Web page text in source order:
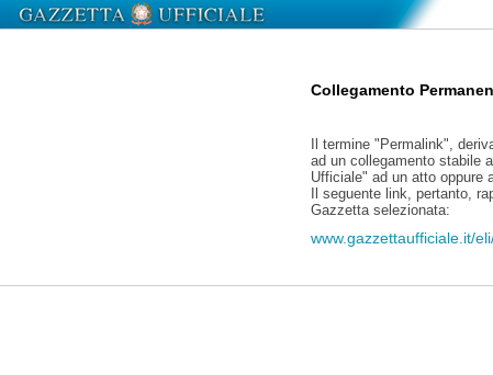
Collegamento
Il termine "Permalink",
ad un collegamento stabile
Ufficiale" ad un atto oppure
Il seguente link, pertanto,
Gazzetta selezionata:
www.gazzettaufficiale.it/